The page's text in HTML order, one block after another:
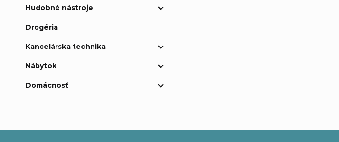
Hudobné nástroje
Drogéria
Kancelárska technika
Nábytok
Domácnosť